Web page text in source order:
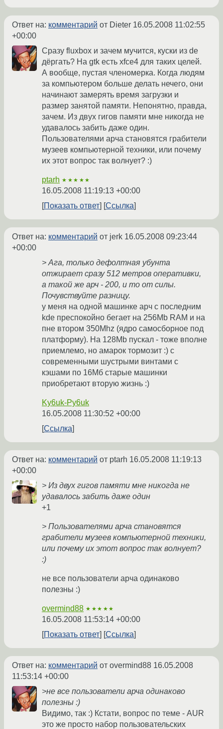
Ответ на: комментарий от Dieter 16.05.2008 11:02:55
+00:00
Сразу fluxbox и зачем мучится, куски из de
дёргать? На gtk есть xfce4 для таких целей.
А вообще, пустая членомерка. Когда людям
за компьютером больше делать нечего, они
начинают замерять время загрузки и
размер занятой памяти. Непонятно, правда,
зачем. Из двух гигов памяти мне никогда не
удавалось забить даже один.
Пользователями арча становятся грабители
музеев компьютерной техники, или почему
их этот вопрос так волнует? :)
ptarh ★★★★★
16.05.2008 11:19:13 +00:00
Показать ответ
Ссылка
Ответ на: комментарий от jerk 16.05.2008 09:23:44
+00:00
> Ага, только дефолтная убунта
отжирает сразу 512 метров оперативки,
а такой же арч - 200, и то от силы.
Почувствуйте разницу.
у меня на одной машинке арч с последним
kde преспокойно бегает на 256Mb RAM и на
пне втором 350Mhz (ядро самосборное под
платформу). На 128Mb пускал - тоже вполне
приемлемо, но амарок тормозит :) с
современными шустрыми винтами с
кэшами по 16Мб старые машинки
приобретают вторую жизнь :)
Ky6uk-Py6uk
16.05.2008 11:30:52 +00:00
Ссылка
Ответ на: комментарий от ptarh 16.05.2008 11:19:13
+00:00
> Из двух гигов памяти мне никогда не
удавалось забить даже один
+1
> Пользователями арча становятся
грабители музеев компьютерной техники,
или почему их этот вопрос так волнует?
:)
не все пользователи арча одинаково
полезны :)
overmind88 ★★★★★
16.05.2008 11:53:14 +00:00
Показать ответ
Ссылка
Ответ на: комментарий от overmind88 16.05.2008
11:53:14 +00:00
>не все пользователи арча одинаково
полезны :)
Видимо, так :) Кстати, вопрос по теме - AUR
это же просто набор пользовательских